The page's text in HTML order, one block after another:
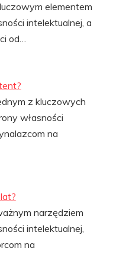
elementem
intelektualnej, a
od…
z kluczowych
własności
na
narzędziem
intelektualnej,
na